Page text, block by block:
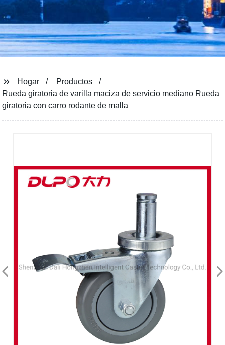
Hogar
Productos
Rueda giratoria de varilla maciza de servicio mediano Rueda
giratoria con carro rodante de malla